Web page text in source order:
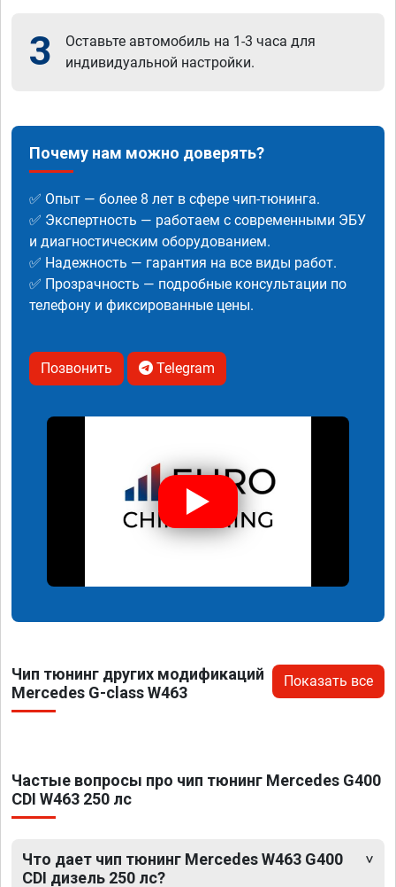
3
Оставьте автомобиль на 1-3 часа для
индивидуальной настройки.
Почему нам можно доверять?
✅ Опыт — более 8 лет в сфере чип-тюнинга.
✅ Экспертность — работаем с современными ЭБУ
и диагностическим оборудованием.
✅ Надежность — гарантия на все виды работ.
✅ Прозрачность — подробные консультации по
телефону и фиксированные цены.
Позвонить Telegram
Чип тюнинг других модификаций
Mercedes G-class W463
Показать все
Частые вопросы про чип тюнинг Mercedes G400
CDI W463 250 лс
Что дает чип тюнинг Mercedes W463 G400
CDI дизель 250 лс?